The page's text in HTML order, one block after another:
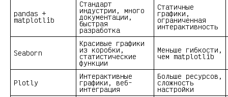
pandas +
matplotlib
Стандарт
индустрии, много
документации,
быстрая
разработка
Статичные
графики,
ограниченная
интерактивность
Seaborn
Красивые графики
из коробки,
статистические
функции
Меньше гибкости,
чем matplotlib
Plotly
Интерактивные
графики, веб-
интеграция
Больше ресурсов,
сложность
настройки